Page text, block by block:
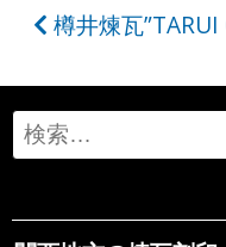
ナ
ビ
ゲ
ー
シ
樽井煉瓦
Search
for: